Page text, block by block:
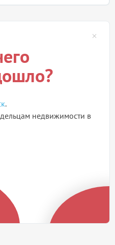
.
недвижимости в